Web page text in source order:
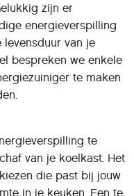
zijn er
energieverspilling
van je
bespreken we enkele
te maken
te
van je koelkast. Het
die past bij jouw
in je keuken. Een te